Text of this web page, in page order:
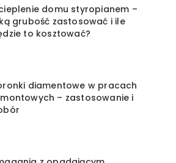
domu styropianem –
grubość zastosować i ile
to kosztować?
diamentowe w pracach
– zastosowanie i